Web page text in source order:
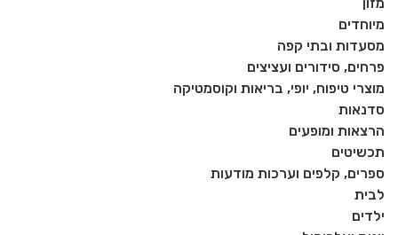
מיוחדים
מסעדות ובתי קפה
פרחים, סידורים ועציצים
מוצרי טיפוח, יופי, בריאות וקוסמטיקה
סדנאות
הרצאות ומופעים
תכשיטים
ספרים, קלפים וערכות מודעות
לבית
ילדים